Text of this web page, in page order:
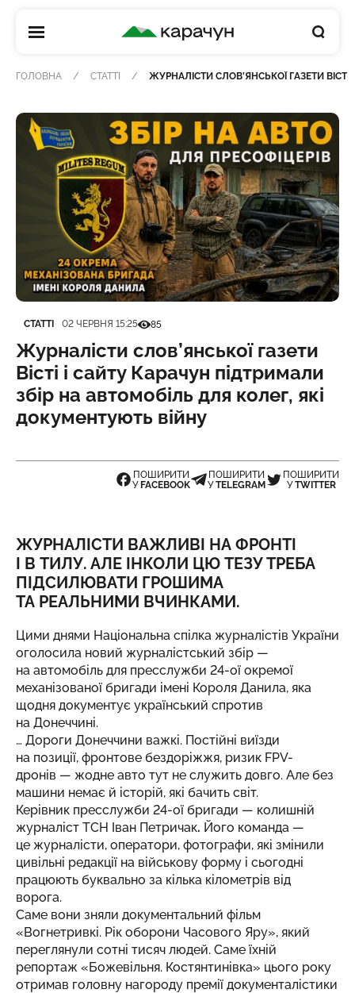
КАРАЧУН
ГОЛОВНА СТАТТІ ЖУРНАЛІСТИ СЛОВ’ЯНСЬКОЇ ГАЗЕТИ
Категорія
СТАТТІ
Дата публікації
02 ЧЕРВНЯ 15:25Кількість переглядів
85
Журналісти слов’янської газети
Вісті і сайту Карачун підтримали
збір на автомобіль для колег, які
документують війну
ПОШИРИТИ
У FACEBOOK
ПОШИРИТИ
УTELEGRAM
ПОШИРИТИ
УTWITTER
ЖУРНАЛІСТИ ВАЖЛИВІ НА ФРОНТІ
І В ТИЛУ. АЛЕ ІНКОЛИ ЦЮ ТЕЗУ ТРЕБА
ПІДСИЛЮВАТИ ГРОШИМА
ТА РЕАЛЬНИМИ ВЧИНКАМИ.
Цими днями Національна спілка журналістів України
оголосила новий журналістський збір —
на автомобіль для пресслужби 24-ої окремої
механізованої бригади імені Короля Данила, яка
щодня документує український спротив
на Донеччині.
… Дороги Донеччини важкі. Постійні виїзди
на позиції, фронтове бездоріжжя, ризик FPV-
дронів — жодне авто тут не служить довго. Але без
машини немає й історій, які бачить світ.
Керівник пресслужби 24-ої бригади — колишній
журналіст ТСН Іван Петричак. Його команда —
це журналісти, оператори, фотографи, які змінили
цивільні редакції на військову форму і сьогодні
працюють буквально за кілька кілометрів від
ворога.
Саме вони зняли документальний фільм
«Вогнетривкі. Рік оборони Часового Яру», який
переглянули сотні тисяч людей. Саме їхній
репортаж «Божевільня. Костянтинівка» цього року
отримав головну нагороду премії документалістики